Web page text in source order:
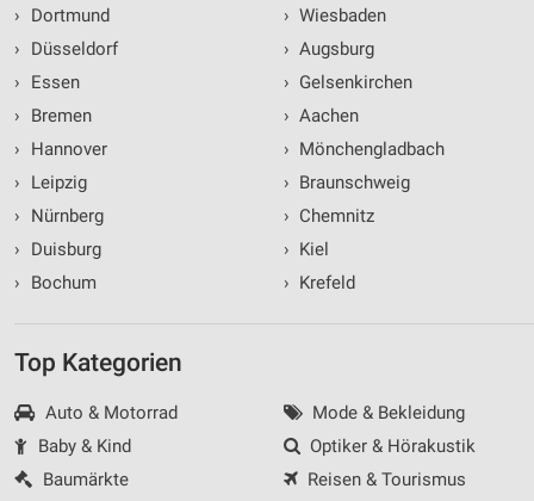
›
Dortmund
›
Düsseldorf
›
Essen
›
Bremen
›
Hannover
›
Leipzig
›
Nürnberg
›
Duisburg
›
Bochum
› Wiesbaden
› Augsburg
› Gelsenkirchen
› Aachen
› Mönchengladbach
› Braunschweig
› Chemnitz
› Kiel
› Krefeld
Top Kategorien
Auto & Motorrad
Baby & Kind
Baumärkte
Mode & Bekleidung
Optiker & Hörakustik
Reisen & Tourismus